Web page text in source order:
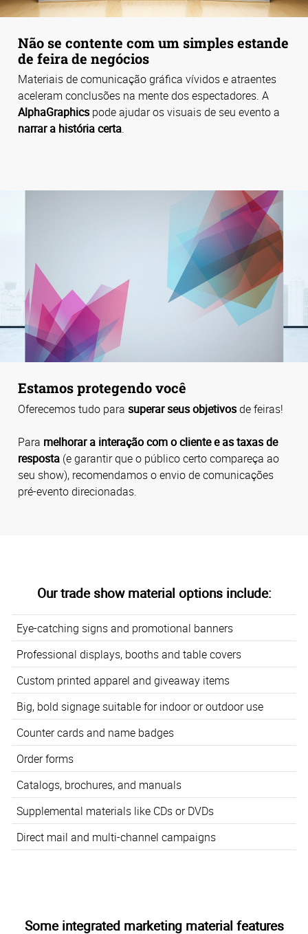
Não se contente com um simples estande
de feira de negócios
Materiais de comunicação gráfica vívidos e atraentes
aceleram conclusões na mente dos espectadores. A
AlphaGraphics pode ajudar os visuais de seu evento a
narrar a história certa.
Estamos protegendo você
Oferecemos tudo para superar seus objetivosde feiras!
Para melhorar a interação com o cliente e as taxas de
resposta (e garantir que o público certo compareça ao
seu show), recomendamos o envio de comunicações
pré-evento direcionadas.
Our trade show material options include:
Eye-catching signs and promotional banners
Professional displays, booths and table covers
Custom printed apparel and giveaway items
Big, bold signage suitable for indoor or outdoor use
Counter cards and name badges
Order forms
Catalogs, brochures, and manuals
Supplemental materials like CDs or DVDs
Direct mail and multi-channel campaigns
Some integrated marketing material features